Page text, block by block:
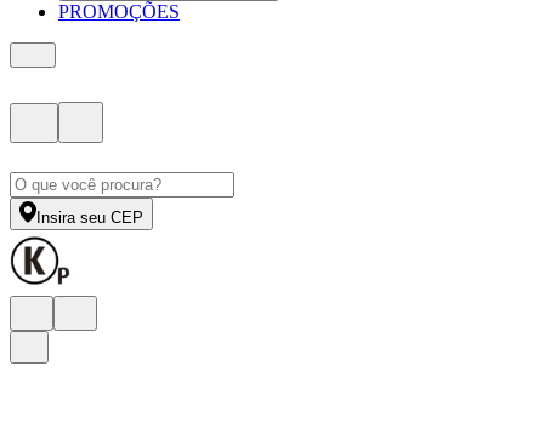
PROMOÇÕES
Insira seu CEP